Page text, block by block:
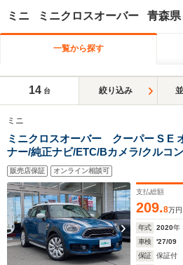
ミニ ミニクロスオーバー 青森県
一覧から探す
14 台 絞り込み
ミニ
ミニクロスオーバー クーパー S E
ナー/純正ナビ/ETC/Bカメラ/クルコン
販売店保証 オンライン相談可
支払総額
209.8万円
年式 2020年
車検
'27/09
保証
保証付